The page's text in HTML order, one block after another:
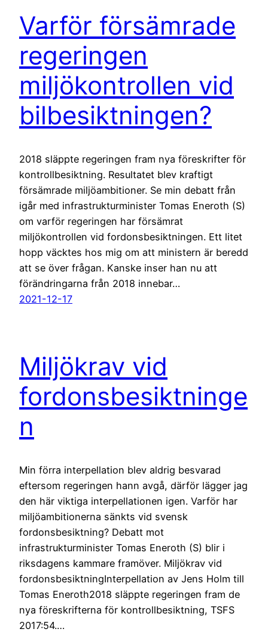
Varför försämrade
regeringen
miljökontrollen vid
bilbesiktningen?
2018 släppte regeringen fram nya föreskrifter för
kontrollbesiktning. Resultatet blev kraftigt
försämrade miljöambitioner. Se min debatt från
igår med infrastrukturminister Tomas Eneroth (S)
om varför regeringen har försämrat
miljökontrollen vid fordonsbesiktningen. Ett litet
hopp väcktes hos mig om att ministern är beredd
att se över frågan. Kanske inser han nu att
förändringarna från 2018 innebar…
2021-12-17
Miljökrav vid
fordonsbesiktninge
n
Min förra interpellation blev aldrig besvarad
eftersom regeringen hann avgå, därför lägger jag
den här viktiga interpellationen igen. Varför har
miljöambitionerna sänkts vid svensk
fordonsbesiktning? Debatt mot
infrastrukturminister Tomas Eneroth (S) blir i
riksdagens kammare framöver. Miljökrav vid
fordonsbesiktningInterpellation av Jens Holm till
Tomas Eneroth2018 släppte regeringen fram de
nya föreskrifterna för kontrollbesiktning, TSFS
2017:54.…